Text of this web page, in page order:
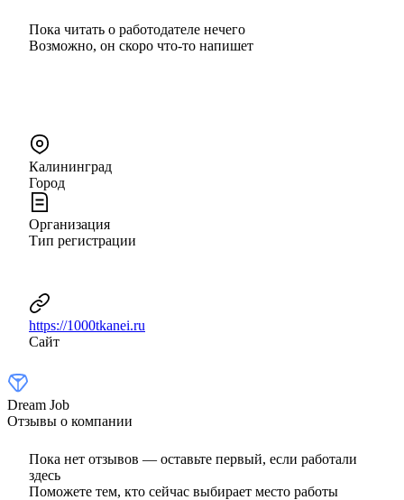
Пока читать о работодателе нечего
Возможно, он скоро что‑то напишет
Калининград
Город
Организация
Тип регистрации
https://1000tkanei.ru
Сайт
Dream Job
Отзывы о компании
Пока нет отзывов — оставьте первый, если работали
здесь
Поможете тем, кто сейчас выбирает место работы